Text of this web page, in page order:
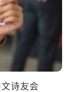
诗友会